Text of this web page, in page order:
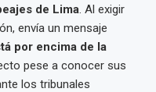
de Lima. Al exigir
envía un mensaje
por encima de la
pese a conocer sus
los tribunales